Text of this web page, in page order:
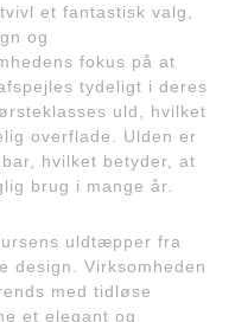
et fantastisk valg,
og
fokus på at
tydeligt i deres
uld, hvilket
overflade. Ulden er
hvilket betyder, at
brug i mange år.
uldtæpper fra
design. Virksomheden
med tidløse
et elegant og